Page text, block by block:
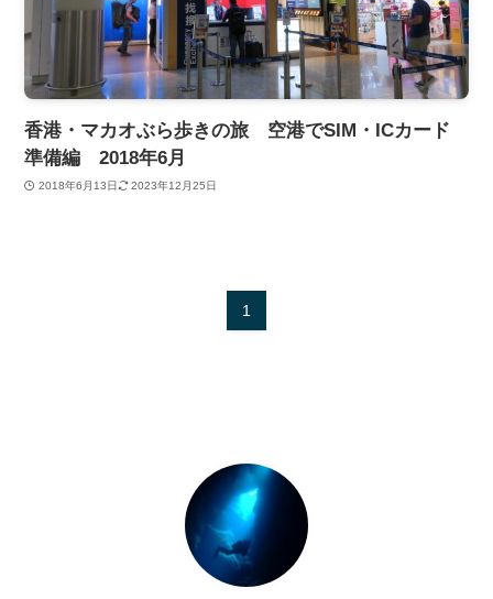
香港・マカオぶら歩きの旅 空港でSIM・ICカード
準備編 2018年6月
2018年6月13日 2023年12月25日
1